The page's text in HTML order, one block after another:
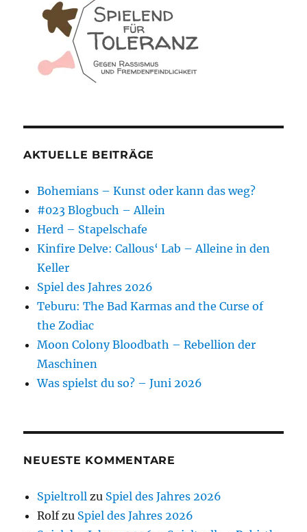
AKTUELLE BEITRÄGE
Bohemians – Kunst oder kann das weg?
#023 Blogbuch – Allein
Herd – Stapelschafe
Kinfire Delve: Callous‘ Lab – Alleine in den
Keller
Spiel des Jahres 2026
Teburu: The Bad Karmas and the Curse of
the Zodiac
Moon Colony Bloodbath – Rebellion der
Maschinen
Was spielst du so? – Juni 2026
NEUESTE KOMMENTARE
Spieltroll zu Spiel des Jahres 2026
Rolfzu Spiel des Jahres 2026